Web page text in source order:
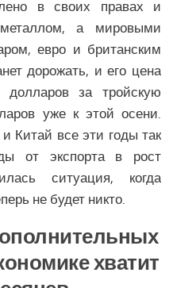
в своих правах и
а мировыми
евро и британским
дорожать, и его цена
за тройскую
уже к этой осени.
Китай все эти годы так
от экспорта в рост
ситуация, когда
не будет никто.
хватит